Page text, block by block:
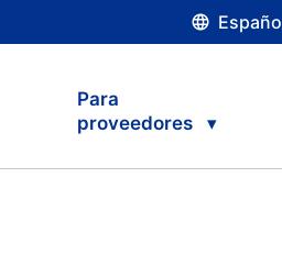
Para
proveedores